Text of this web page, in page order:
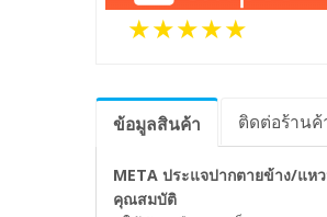
ข้อมูลสินค้า ติดต่อร้านค้
META ประแจปากตายข้าง/แ
คุณสมบัติ